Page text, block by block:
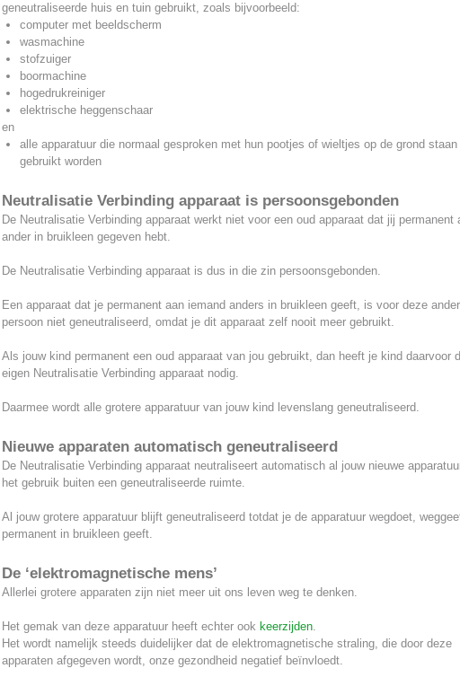
geneutraliseerde huis en tuin gebruikt, zoals bijvoorbeeld:
computer met beeldscherm
wasmachine
stofzuiger
boormachine
hogedrukreiniger
elektrische heggenschaar
en
alle apparatuur die normaal gesproken met hun pootjes of wieltjes op de grond
gebruikt worden
Neutralisatie Verbinding apparaat is persoonsgebonden
De Neutralisatie Verbinding apparaat werkt niet voor een oud apparaat dat jij permanent
ander in bruikleen gegeven hebt.
De Neutralisatie Verbinding apparaat is dus in die zin persoonsgebonden.
Een apparaat dat je permanent aan iemand anders in bruikleen geeft, is voor deze
persoon niet geneutraliseerd, omdat je dit apparaat zelf nooit meer gebruikt.
Als jouw kind permanent een oud apparaat van jou gebruikt, dan heeft je kind daarvoor
eigen Neutralisatie Verbinding apparaat nodig.
Daarmee wordt alle grotere apparatuur van jouw kind levenslang geneutraliseerd.
Nieuwe apparaten automatisch geneutraliseerd
De Neutralisatie Verbinding apparaat neutraliseert automatisch al jouw nieuwe
het gebruik buiten een geneutraliseerde ruimte.
Al jouw grotere apparatuur blijft geneutraliseerd totdat je de apparatuur wegdoet,
permanent in bruikleen geeft.
De ‘elektromagnetische mens’
Allerlei grotere apparaten zijn niet meer uit ons leven weg te denken.
Het gemak van deze apparatuur heeft echter ook keerzijden.
Het wordt namelijk steeds duidelijker dat de elektromagnetische straling, die door deze
apparaten afgegeven wordt, onze gezondheid negatief beïnvloedt.